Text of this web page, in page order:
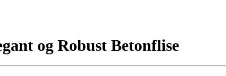
og Robust Betonflise